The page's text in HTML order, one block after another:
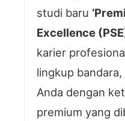
studi baru
Excellence
karier
lingkup
Anda dengan
premium yang